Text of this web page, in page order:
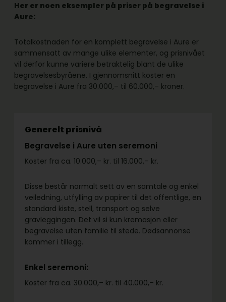
Her er noen eksempler på priser på begravelse i
Aure:
Totalkostnaden for en komplett begravelse i Aure er
sammensatt av mange ulike elementer, og prisnivået
vil derfor kunne variere betraktelig blant de ulike
begravelsesbyråene. I gjennomsnitt koster en
begravelse i Aure fra 30.000,– til 60.000,– kroner.
Generelt prisnivå
Begravelse i Aure uten seremoni
Koster fra ca. 10.000,– kr. til 16.000,– kr.
Disse består normalt sett av en samtale og enkel
veiledning, utfylling av papirer til det offentlige, en
standard kiste, stell, transport og selve
gravleggingen. Det vil si kun kremasjon eller
begravelse uten familie til stede. Dødsannonse
kommer i tillegg.
Enkel seremoni:
Koster fra ca. 30.000,– kr. til 40.000,– kr.